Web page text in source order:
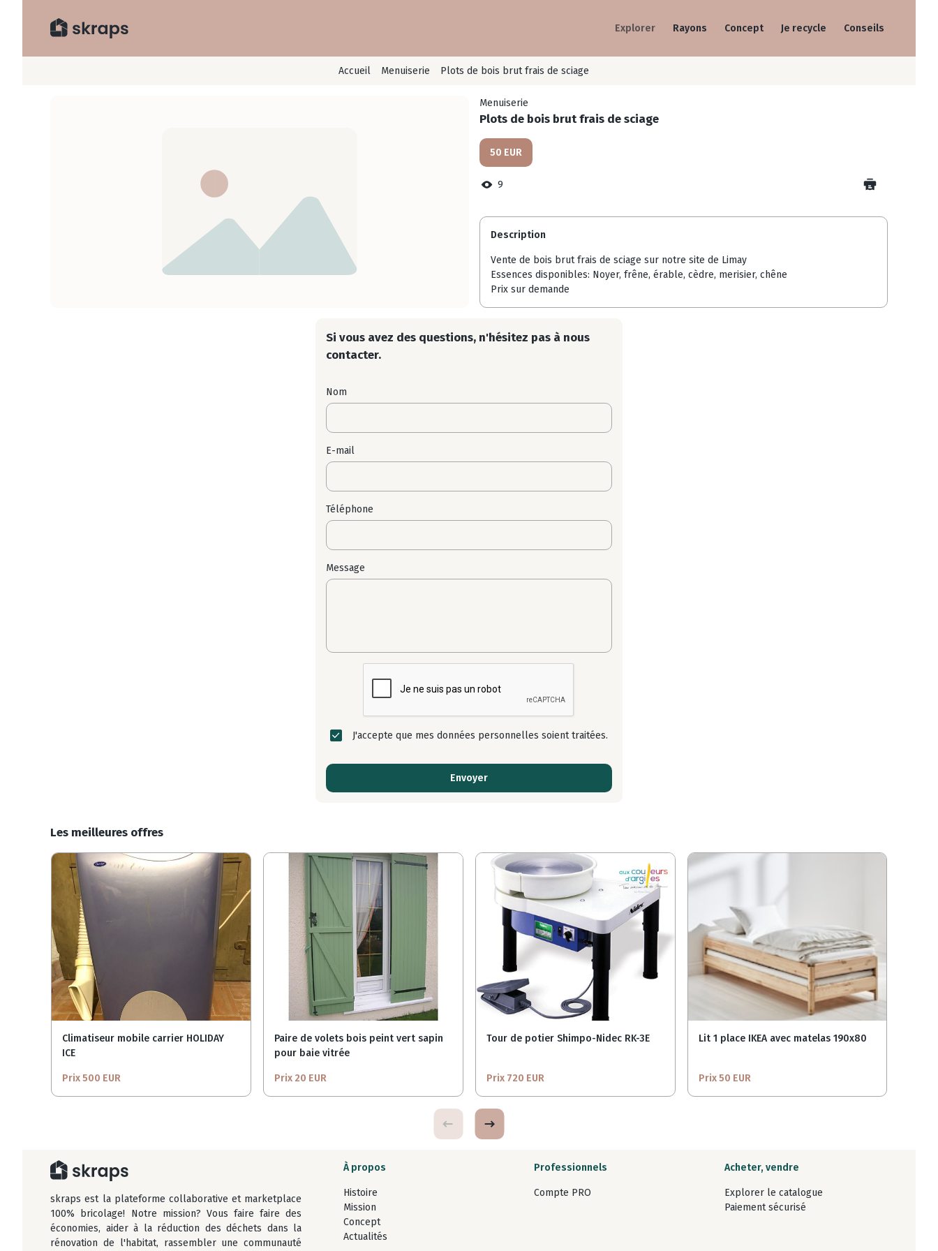
Explorer Rayons Concept Je recycle Conseils
Accueil Menuiserie Plots de bois brut frais de sciage
Menuiserie
Plots de bois brut frais de sciage
50 EUR
9
Description
Vente de bois brut frais de sciage sur notre site de Limay
Essences disponibles: Noyer, frêne, érable, cèdre, merisier, chêne
Prix sur demande
Si vous avez des questions, n'hésitez pas à nous
contacter.
Nom
E-mail
Téléphone
Message
J'accepte que mes données personnelles soient traitées.
Envoyer
Les meilleures offres
Climatiseur mobile carrier HOLIDAY
ICE
Prix 500 EUR
Paire de volets bois peint vert sapin
pour baie vitrée
Prix 20 EUR
Tour de potier Shimpo-Nidec RK-3E
Prix 720 EUR
Lit 1 place IKEA avec matelas 190x80
Prix 50 EUR
skraps est la plateforme collaborative et marketplace
100% bricolage! Notre mission? Vous faire faire des
économies, aider à la réduction des déchets dans la
rénovation de l'habitat, rassembler une communauté
À propos
Histoire
Mission
Concept
Actualités
Professionnels
Compte PRO
Acheter, vendre
Explorer le catalogue
Paiement sécurisé